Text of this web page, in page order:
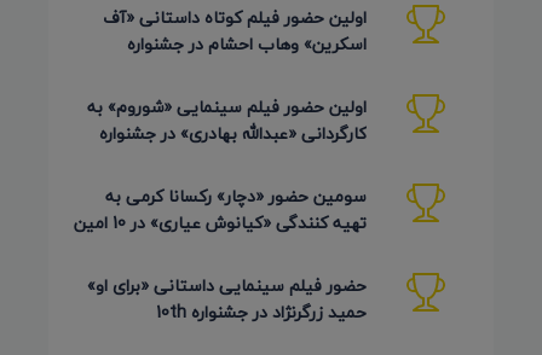
اولین حضور فیلم کوتاه داستانی «آف
اسکرین» وهاب احشام در جشنواره
اولین حضور فیلم سینمایی «شوروم» به
کارگردانی «عبدالله بهادری» در جشنواره
سومین حضور «دچار» رکسانا کرمی به
تهیه کنندگی «کیانوش عیاری» در 10 امین
حضور فیلم سینمایی داستانی «برای او»
حمید زرگرنژاد در جشنواره 10th